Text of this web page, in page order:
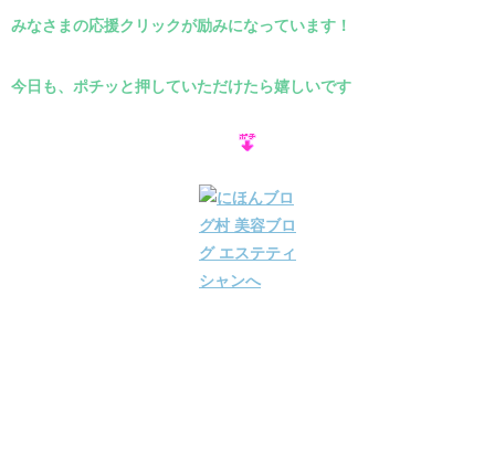
みなさまの応援クリックが励みになっています！
今日も、ポチッと押していただけたら嬉しいです